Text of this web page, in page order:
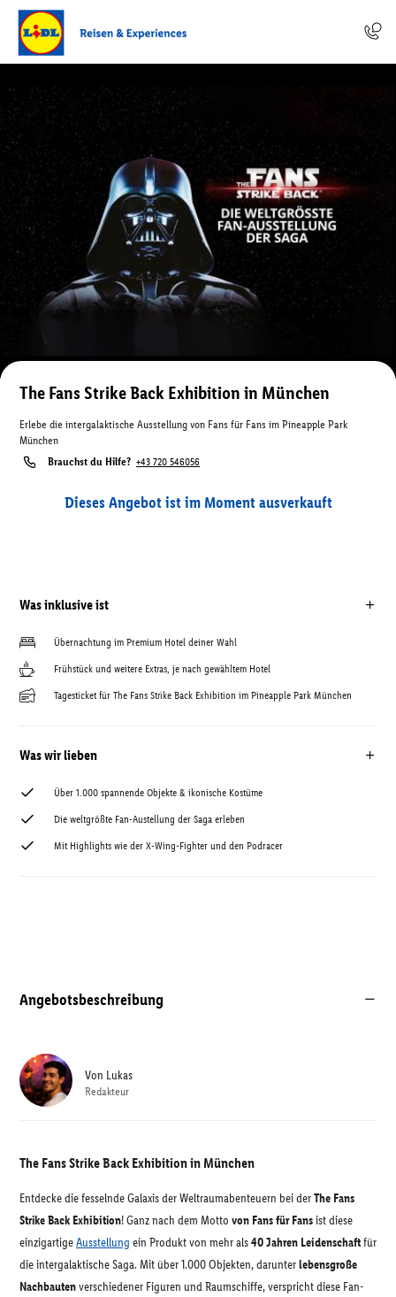
The Fans Strike Back Exhibition in München
Erlebe die intergalaktische Ausstellung von Fans für Fans im Pineapple Park
München
Brauchst du Hilfe? +43 720 546056
Dieses Angebot ist im Moment ausverkauft
Was inklusive ist
Übernachtung im Premium Hotel deiner Wahl
Frühstück und weitere Extras, je nach gewähltem Hotel
Tagesticket für The Fans Strike Back Exhibition im Pineapple Park München
Was wir lieben
Über 1.000 spannende Objekte & ikonische Kostüme
Die weltgrößte Fan-Austellung der Saga erleben
Mit Highlights wie der X-Wing-Fighter und den Podracer
Angebotsbeschreibung
The Fans Strike Back Exhibition in München
Entdecke die fesselnde Galaxis der Weltraumabenteuern bei derThe Fans
Strike Back Exhibition! Ganz nach dem Motto von Fans für Fansist diese
einzigartigeAusstellung ein Produkt von mehr als40 Jahren Leidenschaftfür
die intergalaktische Saga. Mit über 1.000 Objekten, darunterlebensgroße
Nachbautenverschiedener Figuren und Raumschiffe, verspricht diese Fan-
Von Lukas
Redakteur